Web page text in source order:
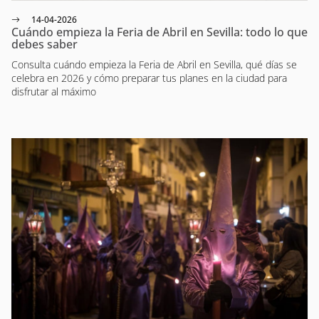
14-04-2026
Cuándo empieza la Feria de Abril en Sevilla: todo lo que
debes saber
Consulta cuándo empieza la Feria de Abril en Sevilla, qué días se
celebra en 2026 y cómo preparar tus planes en la ciudad para
disfrutar al máximo